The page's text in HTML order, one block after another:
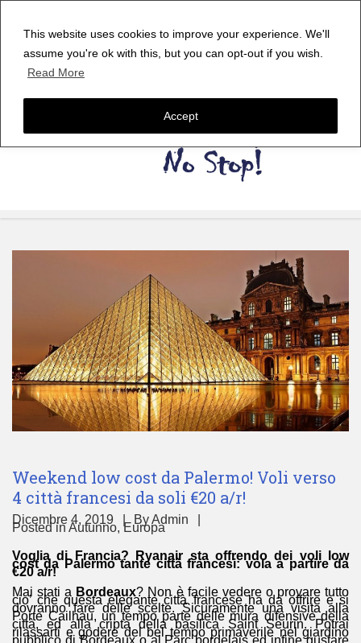
This website uses cookies to improve your experience. We'll
assume you're ok with this, but you can opt-out if you wish.
Read More
Accept
Weekend low cost da Palermo! Voli verso
4 città francesi da soli €20 a/r!
Dicembre 4, 2019 ByAdmin
Posted inAutunno, Europa
Voglia di Francia? Ryanair sta offrendo dei voli low
cost da Palermo tante città francesi: vola a partire da
€20 a/r!
Mai stati a Bordeaux? Non è facile vedere o provare tutto
cio’ che questa elegante città francese ha da offrire e si
dovranno fare delle scelte. Sicuramente una visita alla
Porte Cailhau, un tempo parte delle mura difensive della
città, ed alla cripta della basilica Saint Seurin. Potrai
rilassarti e godere del bel tempo primaverile nel giardino
pubblico di Bordeaux o al Parc bordelais ed infine gustare